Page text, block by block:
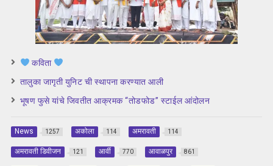
कविता
तालुका जागृती युनिट ची स्थापना करण्यात आली
भूषण फुसे यांचे जिवतीत आक्रमक “तोडफोड” स्टाईल आंदोलन
News 1257 अकोला 114 अमरावती 114
अमरावती डिवीजन 121 आर्वी 770 आवाळपुर 861